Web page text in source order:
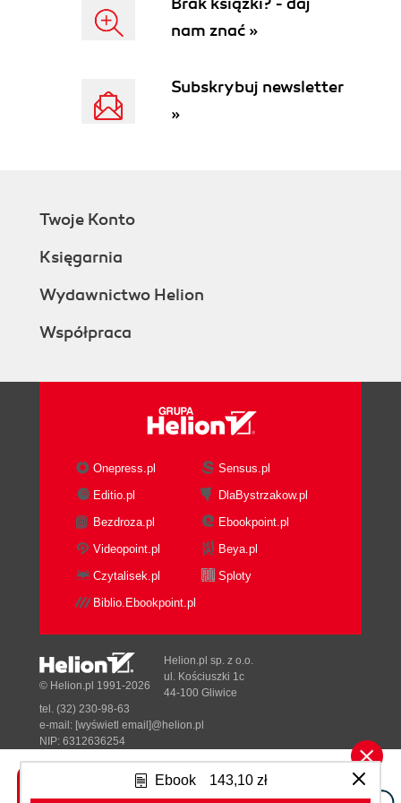
Ebook 143,10 zł
nam znać »
Subskrybuj newsletter
»
Twoje Konto
Księgarnia
Wydawnictwo Helion
Współpraca
Onepress.pl
Sensus.pl
Editio.pl
DlaBystrzakow.pl
Bezdroza.pl
Ebookpoint.pl
Videopoint.pl
Beya.pl
Czytalisek.pl
Sploty
Biblio.Ebookpoint.pl
Tonik.pl
© Helion.pl 1991-2026
Helion.pl sp. z o.o.
ul. Kościuszki 1c
44-100 Gliwice
tel. (32) 230-98-63
e-mail: [wyświetl email]@helion.pl
NIP: 6312636254